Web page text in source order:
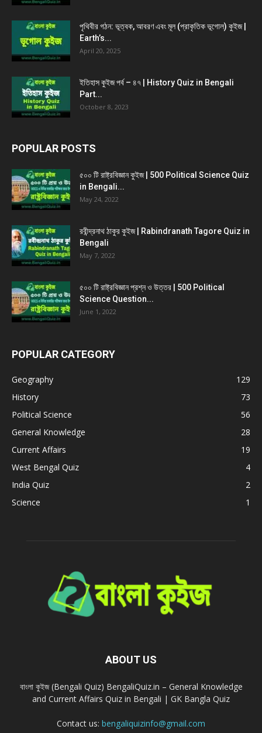
পৃথিবীর গঠন: ভূত্বক, আবরণ এবং মূল (প্রাকৃতিক ভূগোল) কুইজ |
Earth’s...
April 20, 2025
ইতিহাস কুইজ পর্ব – ৪৭ | History Quiz in Bengali
Part...
October 8, 2023
POPULAR POSTS
৫০০ টি রাষ্ট্রবিজ্ঞান কুইজ | 500 Political Science Quiz
in Bengali...
May 24, 2022
রবীন্দ্রনাথ ঠাকুর কুইজ | Rabindranath Tagore Quiz in
Bengali
May 7, 2022
৫০০ টি রাষ্ট্রবিজ্ঞান প্রশ্ন ও উত্তর | 500 Political
Science Question...
June 1, 2022
POPULAR CATEGORY
Geography
129
History
73
Political Science
56
General Knowledge
28
Current Affairs
19
West Bengal Quiz
4
India Quiz
2
Science
1
ABOUT US
বাংলা কুইজ (Bengali Quiz) BengaliQuiz.in – General Knowledge
and Current Affairs Quiz in Bengali | GK Bangla Quiz
Contact us: bengaliquizinfo@gmail.com